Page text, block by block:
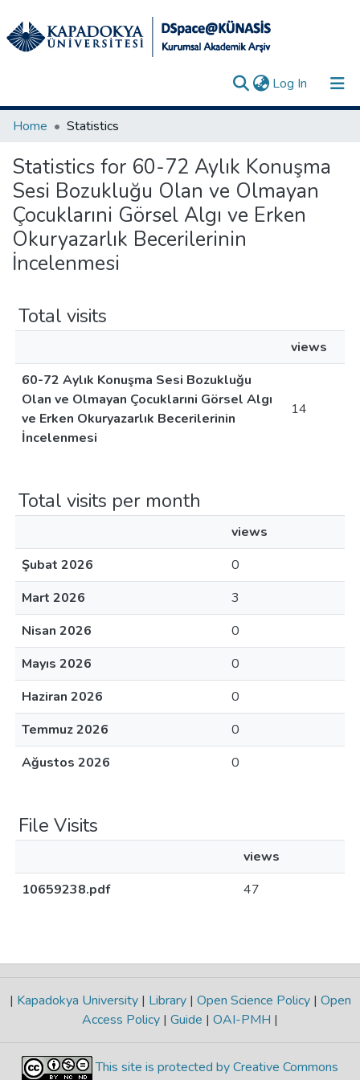
Log In (current)
Collections
All of DSpace
Analyze
Request/Question
Home Statistics
Statistics for 60-72 Aylık Konuşma
Sesi Bozukluğu Olan ve Olmayan
Çocuklarıni Görsel Algı ve Erken
Okuryazarlık Becerilerinin
İncelenmesi
Total visits
views
60-72 Aylık Konuşma Sesi Bozukluğu
Olan ve Olmayan Çocuklarıni Görsel Algı
ve Erken Okuryazarlık Becerilerinin
İncelenmesi
14
Total visits per month
views
Şubat 2026
0
Mart 2026
3
Nisan 2026
0
Mayıs 2026
0
Haziran 2026
0
Temmuz 2026
0
Ağustos 2026
0
File Visits
views
10659238.pdf
47
| Kapadokya University | Library | Open Science Policy | Open
Access Policy | Guide | OAI-PMH |
This site is protected by Creative Commons